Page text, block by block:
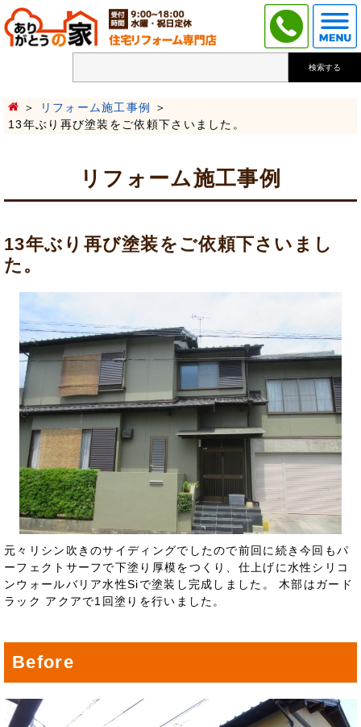
検索する
リフォーム施工事例
13年ぶり再び塗装をご依頼下さいました。
リフォーム施工事例
13年ぶり再び塗装をご依頼下さいまし
た。
元々リシン吹きのサイディングでしたので前回に続き今回もパ
ーフェクトサーフで下塗り厚模をつくり、仕上げに水性シリコ
ンウォールバリア水性Siで塗装し完成しました。 木部はガード
ラック アクアで1回塗りを行いました。
Before